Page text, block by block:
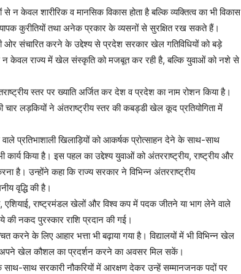
केवल शारीरिक व मानसिक विकास होता है बल्कि व्यक्तित्व का भी विकास
कुरीतियों तथा अनेक प्रकार के व्यसनों से सुरक्षित रख सकते हैं।
ओर संचारित करने के उद्देश्य से प्रदेश सरकार खेल गतिविधियों को बड़े
न केवल राज्य में खेल संस्कृति को मजबूत कर रही है, बल्कि युवाओं को नशे से
स्तर पर ख्याति अर्जित कर देश व प्रदेश का नाम रोशन किया है।
चार लड़कियों ने अंतराष्ट्रीय स्तर की कबड्डी खेल कूद प्रतियोगिता में
प्रतिभाशाली खिलाड़ियों को आकर्षक प्रोत्साहन देने के साथ-साथ
किया है। इस पहल का उद्देश्य युवाओं को अंतरराष्ट्रीय, राष्ट्रीय और
है। उन्होंने कहा कि राज्य सरकार ने विभिन्न अंतरराष्ट्रीय
वृद्धि की है।
एशियाई, राष्ट्रमंडल खेलों और विश्व कप में पदक जीतने या भाग लेने वाले
नकद पुरस्कार राशि प्रदान की गई।
करने के लिए आहार भत्ता भी बढ़ाया गया है। विद्यालयों में भी विभिन्न खेल
अपने खेल कौशल का प्रदर्शन करने का अवसर मिल सकें।
साथ-साथ सरकारी नौकरियों में आरक्षण देकर उन्हें सम्मानजनक पदों पर